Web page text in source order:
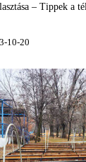
– Tippek a
10-20